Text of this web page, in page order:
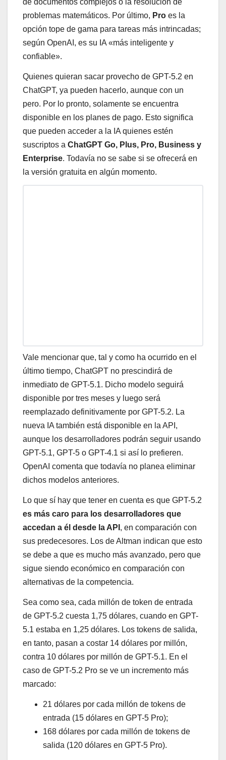
problemas matemáticos. Por último, Pro es la
opción tope de gama para tareas más intrincadas;
según OpenAI, es su IA «más inteligente y
confiable».
Quienes quieran sacar provecho de GPT-5.2 en
ChatGPT, ya pueden hacerlo, aunque con un
pero. Por lo pronto, solamente se encuentra
disponible en los planes de pago. Esto significa
que pueden acceder a la IA quienes estén
suscriptos a ChatGPT Go, Plus, Pro, Business y
Enterprise. Todavía no se sabe si se ofrecerá en
la versión gratuita en algún momento.
Vale mencionar que, tal y como ha ocurrido en el
último tiempo, ChatGPT no prescindirá de
inmediato de GPT-5.1. Dicho modelo seguirá
disponible por tres meses y luego será
reemplazado definitivamente por GPT-5.2. La
nueva IA también está disponible en la API,
aunque los desarrolladores podrán seguir usando
GPT-5.1, GPT-5 o GPT-4.1 si así lo prefieren.
OpenAI comenta que todavía no planea eliminar
dichos modelos anteriores.
Lo que sí hay que tener en cuenta es que GPT-5.2
es más caro para los desarrolladores que
accedan a él desde la API , en comparación con
sus predecesores. Los de Altman indican que esto
se debe a que es mucho más avanzado, pero que
sigue siendo económico en comparación con
alternativas de la competencia.
Sea como sea, cada millón de token de entrada
de GPT-5.2 cuesta 1,75 dólares, cuando en GPT-
5.1 estaba en 1,25 dólares. Los tokens de salida,
en tanto, pasan a costar 14 dólares por millón,
contra 10 dólares por millón de GPT-5.1. En el
caso de GPT-5.2 Pro se ve un incremento más
marcado:
21 dólares por cada millón de tokens de
entrada (15 dólares en GPT-5 Pro);
168 dólares por cada millón de tokens de
salida (120 dólares en GPT-5 Pro).